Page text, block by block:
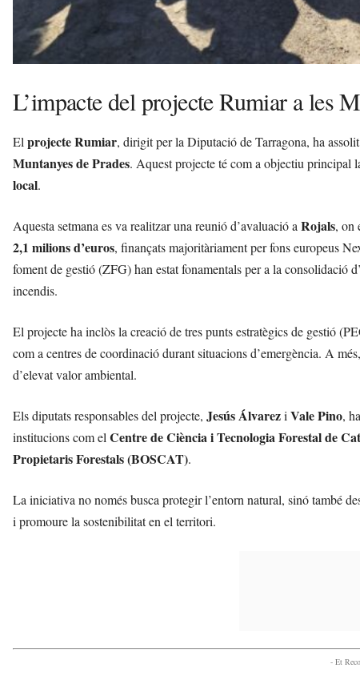
L’impacte del projecte Rumiar a les
El projecte Rumiar, dirigit per la Diputació de Tarragona, ha
Muntanyes de Prades. Aquest projecte té com a objectiu principal
local.
Aquesta setmana es va realitzar una reunió d’avaluació a Rojals, on
2,1 milions d’euros, finançats majoritàriament per fons europeus
foment de gestió (ZFG) han estat fonamentals per a la consolidació
incendis.
El projecte ha inclòs la creació de tres punts estratègics de gestió
com a centres de coordinació durant situacions d’emergència. A
d’elevat valor ambiental.
Els diputats responsables del projecte, Jesús Álvarezi Vale Pino,
institucions com el Centre de Ciència i Tecnologia Forestal de
Propietaris Forestals (BOSCAT).
La iniciativa no només busca protegir l’entorn natural, sinó també
i promoure la sostenibilitat en el territori.
- Et